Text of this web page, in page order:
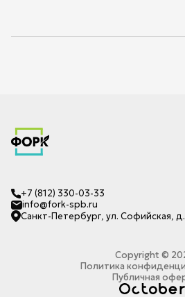
+7 (812) 330-03-33
info@fork-spb.ru
Санкт-Петербург, ул. Софийская,
Copyright ©
Политика
Публичная